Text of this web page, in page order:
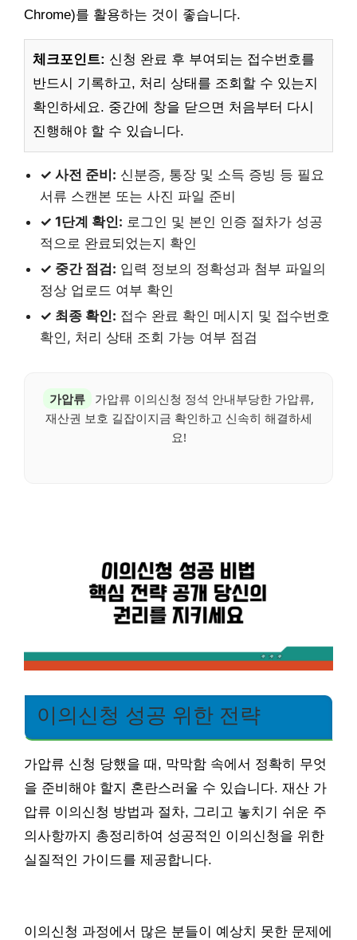
Chrome)를 활용하는 것이 좋습니다.
체크포인트: 신청 완료 후 부여되는 접수번호를
반드시 기록하고, 처리 상태를 조회할 수 있는지
확인하세요. 중간에 창을 닫으면 처음부터 다시
진행해야 할 수 있습니다.
✓ 사전 준비: 신분증, 통장 및 소득 증빙 등 필요
서류 스캔본 또는 사진 파일 준비
✓ 1단계 확인: 로그인 및 본인 인증 절차가 성공
적으로 완료되었는지 확인
✓ 중간 점검: 입력 정보의 정확성과 첨부 파일의
정상 업로드 여부 확인
✓ 최종 확인: 접수 완료 확인 메시지 및 접수번호
확인, 처리 상태 조회 가능 여부 점검
가압류
가압류 이의신청 정석 안내부당한 가압류,
재산권 보호 길잡이지금 확인하고 신속히 해결하세
요!
이의신청 성공 위한 전략
가압류 신청 당했을 때, 막막함 속에서 정확히 무엇
을 준비해야 할지 혼란스러울 수 있습니다. 재산 가
압류 이의신청 방법과 절차, 그리고 놓치기 쉬운 주
의사항까지 총정리하여 성공적인 이의신청을 위한
실질적인 가이드를 제공합니다.
이의신청 과정에서 많은 분들이 예상치 못한 문제에